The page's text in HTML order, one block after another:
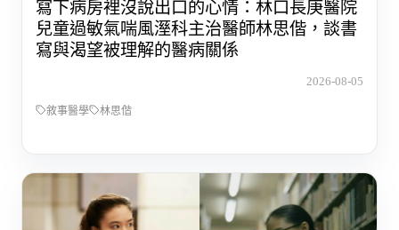
寫下病房裡沒說出口的心情：林口長庚醫院
兒童過敏氣喘風溼科主治醫師林思偕，談書
寫與渴望被理解的醫病關係
2026-08-05
敘事醫學 林思偕